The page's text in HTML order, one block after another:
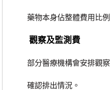
藥物本身佔整體費用比例
觀察及監測費
部分醫療機構會安排觀察
確認排出情況。